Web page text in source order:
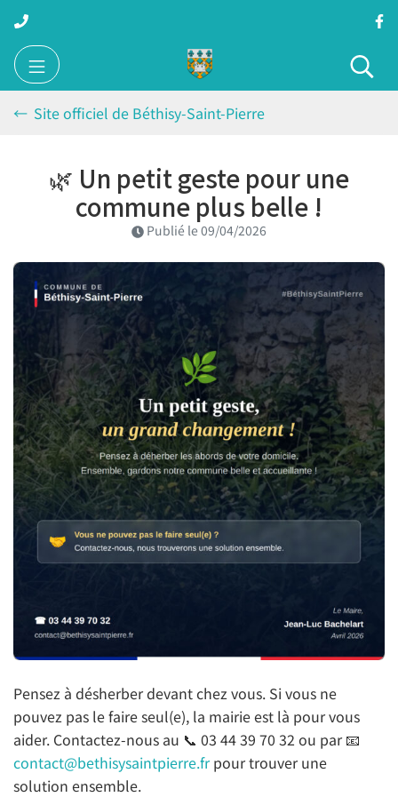
Aller
au
contenu
Site officiel de Béthisy-
Site officiel de Béthisy-Saint-Pierre
🌿 Un petit geste pour une
commune plus belle !
Publié le 09/04/2026
Pensez à désherber devant chez vous. Si vous ne
pouvez pas le faire seul(e), la mairie est là pour vous
aider. Contactez-nous au 📞 03 44 39 70 32 ou par 📧
contact@bethisysaintpierre.frpour trouver une
solution ensemble.